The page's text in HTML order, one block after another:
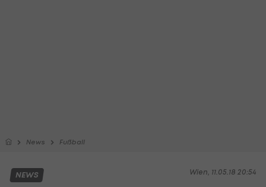
News Fußball
Wien, 11.05.18 20:54
NEWS